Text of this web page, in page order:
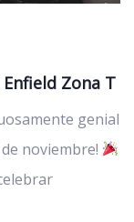
Enfield Zona T
genial
noviembre!